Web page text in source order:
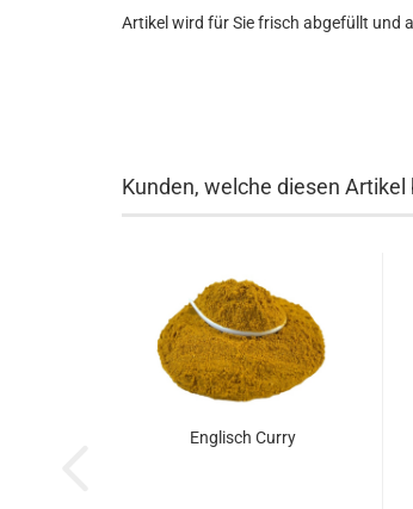
Artikel wird für Sie frisch abgefüllt und
Kunden, welche diesen
Englisch Curry